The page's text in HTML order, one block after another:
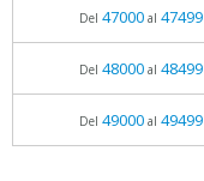
Del 47000al 47499
Del 48000al 48499
Del 49000al 49499